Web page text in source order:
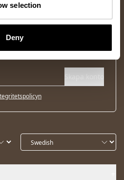
selection
Denyoch få 10% rabatt på ditt första
senaste nyheterna och exklusiva
Skapa konto